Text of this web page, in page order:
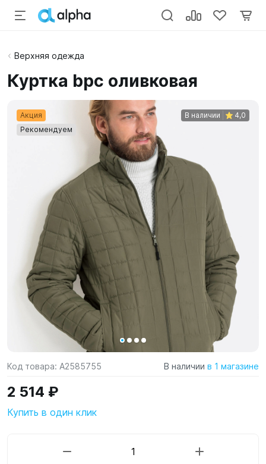
Верхняя одежда
Куртка bpc оливковая
Акция
Рекомендуем
В наличии 4,0
Код товара: A2585755 В наличии в 1 магазине
2 514 ₽
Купить в один клик